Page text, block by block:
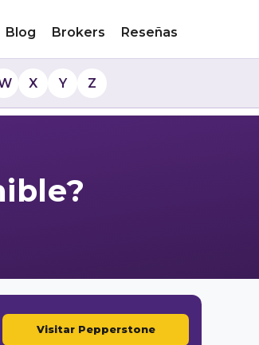
Blog Brokers Reseñas
X Y Z
Visitar Pepperstone